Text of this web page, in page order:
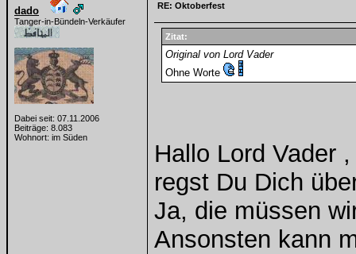
dado
Tanger-in-Bündeln-Verkäufer
Dabei seit: 07.11.2006
Beiträge: 8.083
Wohnort: im Süden
RE: Oktoberfest
Zitat:
Original von Lord Vader
Ohne Worte
Hallo Lord Vader ,
regst Du Dich
Ja, die müssen
Ansonsten kann